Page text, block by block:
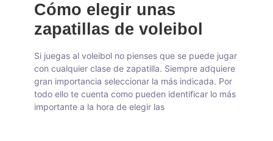
Cómo elegir unas
zapatillas de voleibol
Si juegas al voleibol no pienses que se puede jugar
con cualquier clase de zapatilla. Siempre adquiere
gran importancia seleccionar la más indicada. Por
todo ello te cuenta como pueden identificar lo más
importante a la hora de elegir las